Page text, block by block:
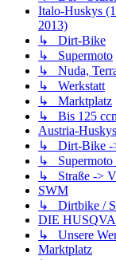
Italo-Huskys
2013)
↳ Dirt-Bike
↳ Supermoto
↳ Nuda,
↳ Werkstatt
↳ Marktplatz
↳ Bis 125
Austria-
↳ Dirt-Bike -
↳ Supermoto
↳ Straße ->
SWM
↳ Dirtbike /
DIE
↳ Unsere
Marktplatz